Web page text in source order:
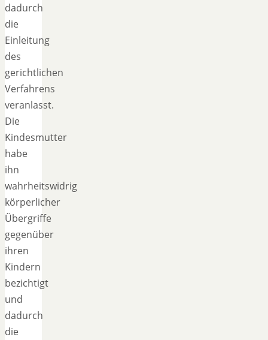
dadurch
die
Einleitung
des
gerichtlichen
Verfahrens
veranlasst.
Die
Kindesmutter
habe
ihn
wahrheitswidrig
körperlicher
Übergriffe
gegenüber
ihren
Kindern
bezichtigt
und
dadurch
die